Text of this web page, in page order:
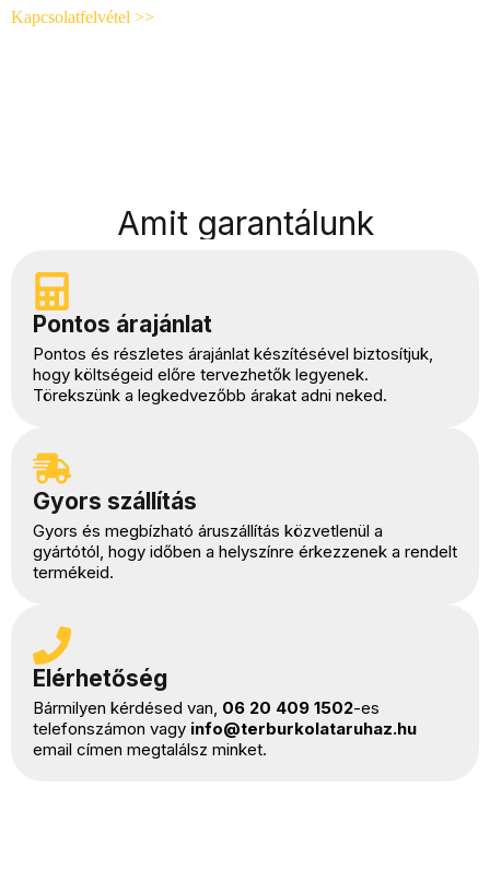
Kapcsolatfelvétel >>
Amit garantálunk
Pontos árajánlat
Pontos és részletes árajánlat készítésével biztosítjuk,
hogy költségeid előre tervezhetők legyenek.
Törekszünk a legkedvezőbb árakat adni neked.
Gyors szállítás
Gyors és megbízható áruszállítás közvetlenül a
gyártótól, hogy időben a helyszínre érkezzenek a rendelt
termékeid.
Elérhetőség
Bármilyen kérdésed van, 06 20 409 1502-es
telefonszámon vagy info@terburkolataruhaz.hu
email címen megtalálsz minket.